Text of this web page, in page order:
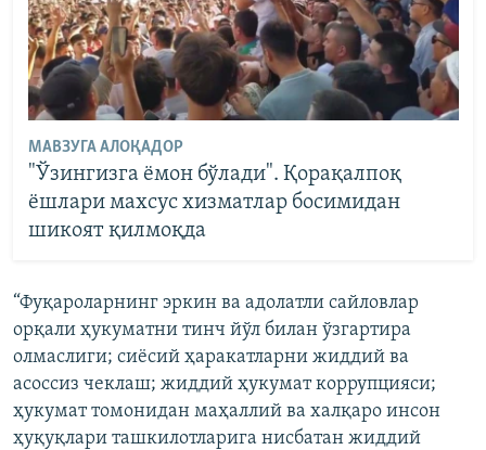
МАВЗУГА АЛОҚАДОР
"Ўзингизга ёмон бўлади". Қорақалпоқ
ёшлари махсус хизматлар босимидан
шикоят қилмоқда
“Фуқароларнинг эркин ва адолатли сайловлар
орқали ҳукуматни тинч йўл билан ўзгартира
олмаслиги; сиёсий ҳаракатларни жиддий ва
асоссиз чеклаш; жиддий ҳукумат коррупцияси;
ҳукумат томонидан маҳаллий ва халқаро инсон
ҳуқуқлари ташкилотларига нисбатан жиддий